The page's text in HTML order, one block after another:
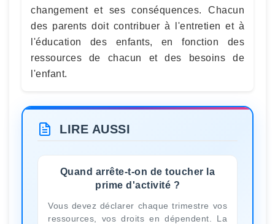
changement et ses conséquences. Chacun
des parents doit contribuer à l'entretien et à
l'éducation des enfants, en fonction des
ressources de chacun et des besoins de
l'enfant.
LIRE AUSSI
Quand arrête-t-on de toucher la
prime d'activité ?
Vous devez déclarer chaque trimestre vos
ressources, vos droits en dépendent. La